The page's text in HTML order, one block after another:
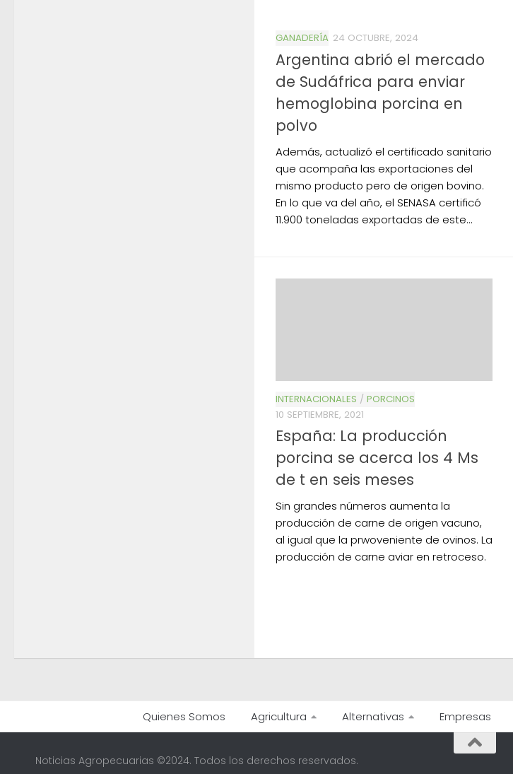
GANADERÍA 24 OCTUBRE, 2024
Argentina abrió el mercado
de Sudáfrica para enviar
hemoglobina porcina en
polvo
Además, actualizó el certificado sanitario
que acompaña las exportaciones del
mismo producto pero de origen bovino.
En lo que va del año, el SENASA certificó
11.900 toneladas exportadas de este...
INTERNACIONALES / PORCINOS
10 SEPTIEMBRE, 2021
España: La producción
porcina se acerca los 4 Ms
de t en seis meses
Sin grandes números aumenta la
producción de carne de origen vacuno,
al igual que la prwoveniente de ovinos. La
producción de carne aviar en retroceso.
Quienes Somos Agricultura Alternativas Empresas
Noticias Agropecuarias ©2024. Todos los derechos reservados.